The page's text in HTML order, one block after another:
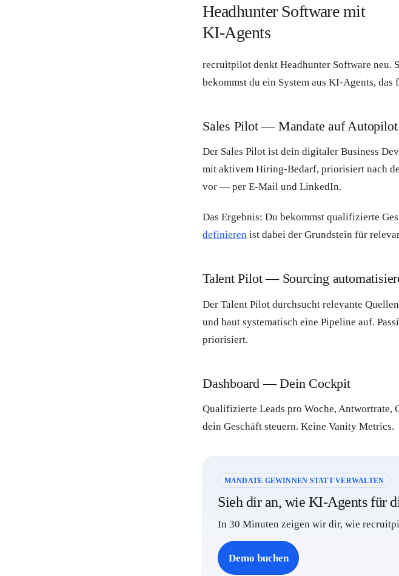
Headhunter Software mit
KI-Agents
recruitpilot denkt Headhunter Software neu.
bekommst du ein System aus KI-Agents, das
Sales Pilot — Mandate auf Autopilot
Der Sales Pilot ist dein digitaler Business
mit aktivem Hiring-Bedarf, priorisiert nach
vor — per E-Mail und LinkedIn.
Das Ergebnis: Du bekommst qualifizierte
definieren ist dabei der Grundstein für
Talent Pilot — Sourcing
Der Talent Pilot durchsucht relevante
und baut systematisch eine Pipeline auf.
priorisiert.
Dashboard — Dein Cockpit
Qualifizierte Leads pro Woche, Antwortrate,
dein Geschäft steuern. Keine Vanity Metrics.
MANDATE GEWINNEN STATT VERWALTEN
Sieh dir an, wie KI-Agents für
In 30 Minuten zeigen wir dir, wie
Demo buchen